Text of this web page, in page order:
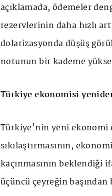
açıklamada, ödemeler
rezervlerinin daha hızlı
dolarizasyonda düşüş
notunun bir kademe
Türkiye ekonomisi
Türkiye'nin yeni ekonomi
sıkılaştırmasının,
kaçınmasının beklendiği
üçüncü çeyreğin